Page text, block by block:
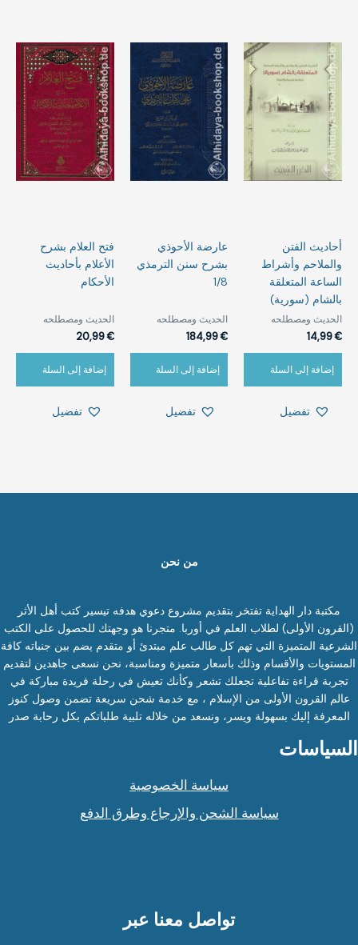
أحاديث الفتن
والملاحم وأشراط
الساعة المتعلقة
بالشام (سورية)
الحديث ومصطلحه‎⁨
14,99€
إضافة إلى السلة
تفضيل
عارضة الأحوذي
بشرح سنن الترمذي
1/8
الحديث ومصطلحه‎⁨
184,99€
إضافة إلى السلة
تفضيل
فتح العلام بشرح
الأعلام بأحاديث
الأحكام
الحديث ومصطلحه‎⁨
20,99€
إضافة إلى السلة
تفضيل
من نحن
مكتبة دار الهداية تفتخر بتقديم مشروع دعوي هدفه تيسير كتب أهل الأثر
(القرون الأولى) لطلاب العلم في أوربا. متجرنا هو وجهتك للحصول على الكتب
الشرعية المتميزة التي تهم كل طالب علم مبتدئ أو متقدم يضم بين جنباته كافة
المستويات والأقسام وذلك بأسعار متميزة ومناسبة، نحن نسعى جاهدين لتقديم
تجربة قراءة تفاعلية تجعلك تشعر وكأنك تعيش في رحلة فريدة مباركة في
عالم القرون الأولى من الإسلام ، مع خدمة شحن سريعة تضمن وصول كنوز
المعرفة إليك بسهولة ويسر، ونسعد من خلاله تلبية طلباتكم بكل رحابة صدر
السياسات
سياسة الخصوصية
سياسة الشحن والإرجاع وطرق الدفع
تواصل معنا عبر